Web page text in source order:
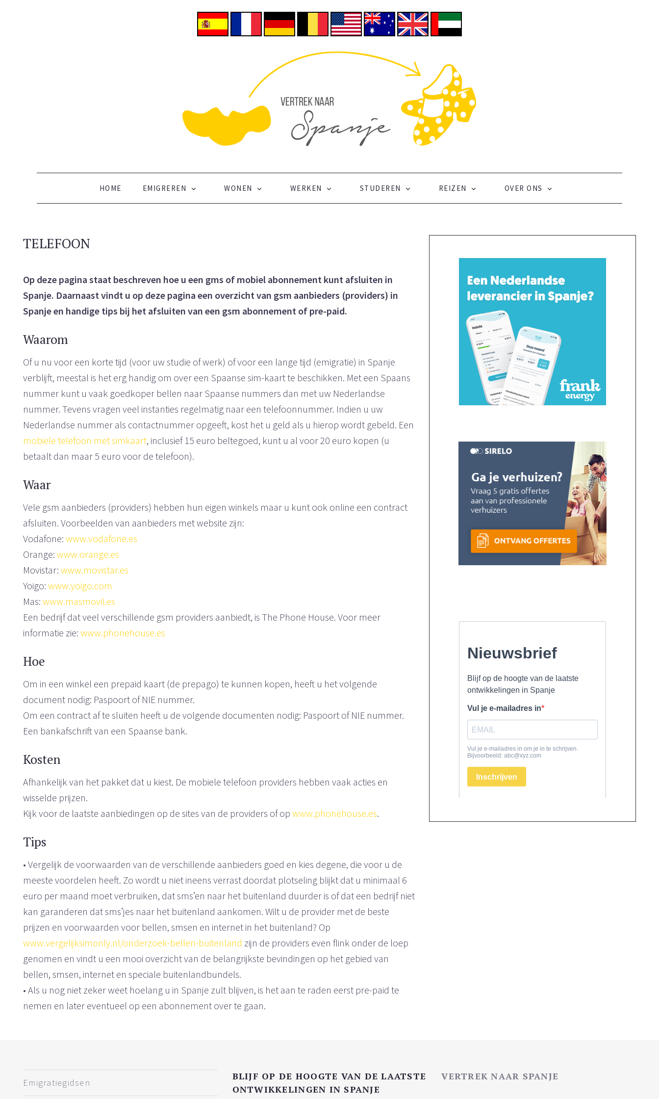
Vertrek naar Spanje
SKIP TO CONTENT
HOME EMIGREREN WONEN WERKEN STUDEREN REIZEN OVER ONS
TELEFOON
Op deze pagina staat beschreven hoe u een gms of mobiel abonnement kunt afsluiten in
Spanje. Daarnaast vindt u op deze pagina een overzicht van gsm aanbieders (providers) in
Spanje en handige tips bij het afsluiten van een gsm abonnement of pre-paid.
Waarom
Of u nu voor een korte tijd (voor uw studie of werk) of voor een lange tijd (emigratie) in Spanje
verblijft, meestal is het erg handig om over een Spaanse sim-kaart te beschikken. Met een Spaans
nummer kunt u vaak goedkoper bellen naar Spaanse nummers dan met uw Nederlandse
nummer. Tevens vragen veel instanties regelmatig naar een telefoonnummer. Indien u uw
Nederlandse nummer als contactnummer opgeeft, kost het u geld als u hierop wordt gebeld. Een
mobiele telefoon met simkaart, inclusief 15 euro beltegoed, kunt u al voor 20 euro kopen (u
betaalt dan maar 5 euro voor de telefoon).
Waar
Vele gsm aanbieders (providers) hebben hun eigen winkels maar u kunt ook online een contract
afsluiten. Voorbeelden van aanbieders met website zijn:
Vodafone:www.vodafone.es
Orange:www.orange.es
Movistar:www.movistar.es
Yoigo:www.yoigo.com
Mas:www.masmovil.es
Een bedrijf dat veel verschillende gsm providers aanbiedt, is The Phone House. Voor meer
informatie zie:www.phonehouse.es
Hoe
Om in een winkel een prepaid kaart (de prepago) te kunnen kopen, heeft u het volgende
document nodig: Paspoort of NIE nummer.
Om een contract af te sluiten heeft u de volgende documenten nodig: Paspoort of NIE nummer.
Een bankafschrift van een Spaanse bank.
Kosten
Afhankelijk van het pakket dat u kiest. De mobiele telefoon providers hebben vaak acties en
wisselde prijzen.
Kijk voor de laatste aanbiedingen op de sites van de providers of opwww.phonehouse.es.
Tips
• Vergelijk de voorwaarden van de verschillende aanbieders goed en kies degene, die voor u de
meeste voordelen heeft. Zo wordt u niet ineens verrast doordat plotseling blijkt dat u minimaal 6
euro per maand moet verbruiken, dat sms’en naar het buitenland duurder is of dat een bedrijf niet
kan garanderen dat sms’jes naar het buitenland aankomen. Wilt u de provider met de beste
prijzen en voorwaarden voor bellen, smsen en internet in het buitenland? Op
www.vergelijksimonly.nl/onderzoek-bellen-buitenland zijn de providers even flink onder de loep
genomen en vindt u een mooi overzicht van de belangrijkste bevindingen op het gebied van
bellen, smsen, internet en speciale buitenlandbundels.
• Als u nog niet zeker weet hoelang u in Spanje zult blijven, is het aan te raden eerst pre-paid te
nemen en later eventueel op een abonnement over te gaan.
Emigratiegidsen
BLIJF OP DE HOOGTE VAN DE LAATSTE
ONTWIKKELINGEN IN SPANJE
VERTREK NAAR SPANJE